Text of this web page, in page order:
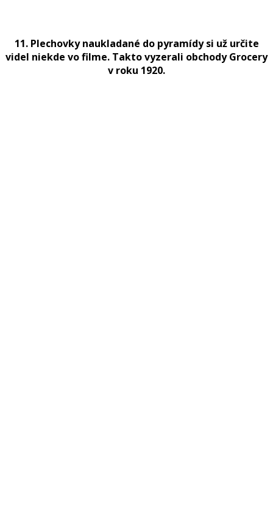
11. Plechovky naukladané do pyramídy si už určite
videl niekde vo filme. Takto vyzerali obchody Grocery
v roku 1920.